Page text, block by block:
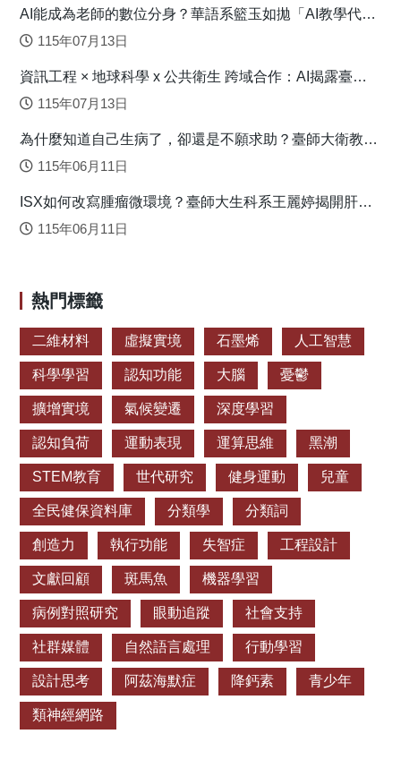
隨之增強，此熱力與動力因共同作用，進一步加強了低層水
氣通量輻合，而造成颱風總降水量4–8%之增幅。值得注意的
長期氣候變遷的量值。尤其考慮到目前的全球暖化將在未來
數十年內持續甚至有漸行加快之趨勢，警示我們未來臺灣可
C., Tseng, L. S., Huang, C. C., Chuang, P. Y., Su, N. C., Chen,
C. T., Lo, S. H., & Tsuboki, K. (2024). Effects of Long-term
Southwesterly Monsoon Flow near Taiwan: Mindulle (2004)
and Morakot (2009). Asia-Pacific Journal of Atmospheric
AI能成為老師的數位分身？華語系籃玉如拋「AI教學代理
人」新模式
115年07月13日
資訊工程 × 地球科學 x 公共衛生 跨域合作：AI揭露臺灣
心血管疾病高風險環境型態
115年07月13日
為什麼知道自己生病了，卻還是不願求助？臺師大衛教系
連盈如揭心理健康求助關鍵
115年06月11日
ISX如何改寫腫瘤微環境？臺師大生科系王麗婷揭開肝癌
免疫逃脫機制
115年06月11日
熱門標籤
二維材料 虛擬實境 石墨烯 人工智慧
科學學習 認知功能 大腦 憂鬱
擴增實境 氣候變遷 深度學習
認知負荷 運動表現 運算思維 黑潮
STEM教育 世代研究 健身運動 兒童
全民健保資料庫 分類學 分類詞
創造力 執行功能 失智症 工程設計
文獻回顧 斑馬魚 機器學習
病例對照研究 眼動追蹤 社會支持
社群媒體 自然語言處理 行動學習
設計思考 阿茲海默症 降鈣素 青少年
類神經網路